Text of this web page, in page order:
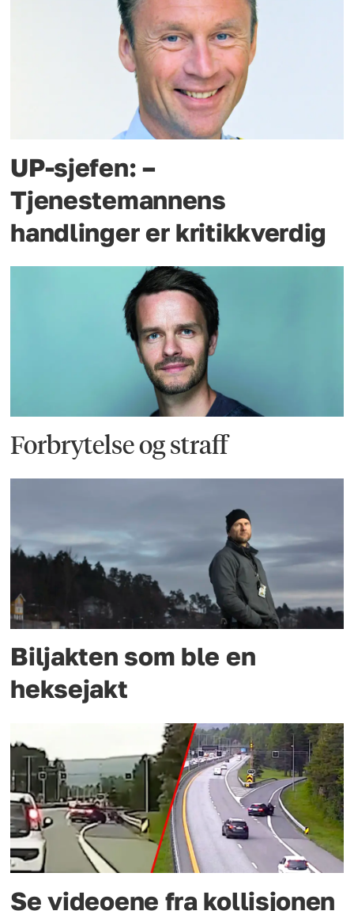
UP-sjefen: –
Tjenestemannens
handlinger er kritikkverdig
Forbrytelse og straff
Biljakten som ble en
heksejakt
Se videoene fra kollisjonen